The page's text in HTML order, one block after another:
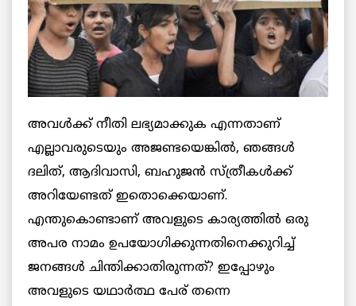
അവള്‍ക്ക് നീതി ലഭ്യമാക്കുക എന്നതാണ്
എല്ലാവരുടെയും അജണ്ടയെങ്കില്‍, ഞങ്ങള്‍
ദലിത്, ആദിവാസി, ബഹുജന്‍ സ്ത്രീകള്‍ക്ക്
അറിയേണ്ടത് ഇതൊക്കെയാണ്.
എന്തുകൊണ്ടാണ് അവളുടെ കാര്യത്തില്‍ ഒരു
അപര നാമം ഉപയോഗിക്കുന്നതിനെക്കുറിച്ച്
ജനങ്ങള്‍ ചിന്തിക്കാതിരുന്നത്? ഇപ്പോഴും
അവളുടെ യഥാര്‍ത്ഥ പേര് തന്നെ